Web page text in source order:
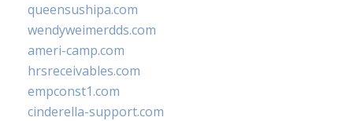
queensushipa.com
wendyweimerdds.com
ameri-camp.com
hrsreceivables.com
empconst1.com
cinderella-support.com